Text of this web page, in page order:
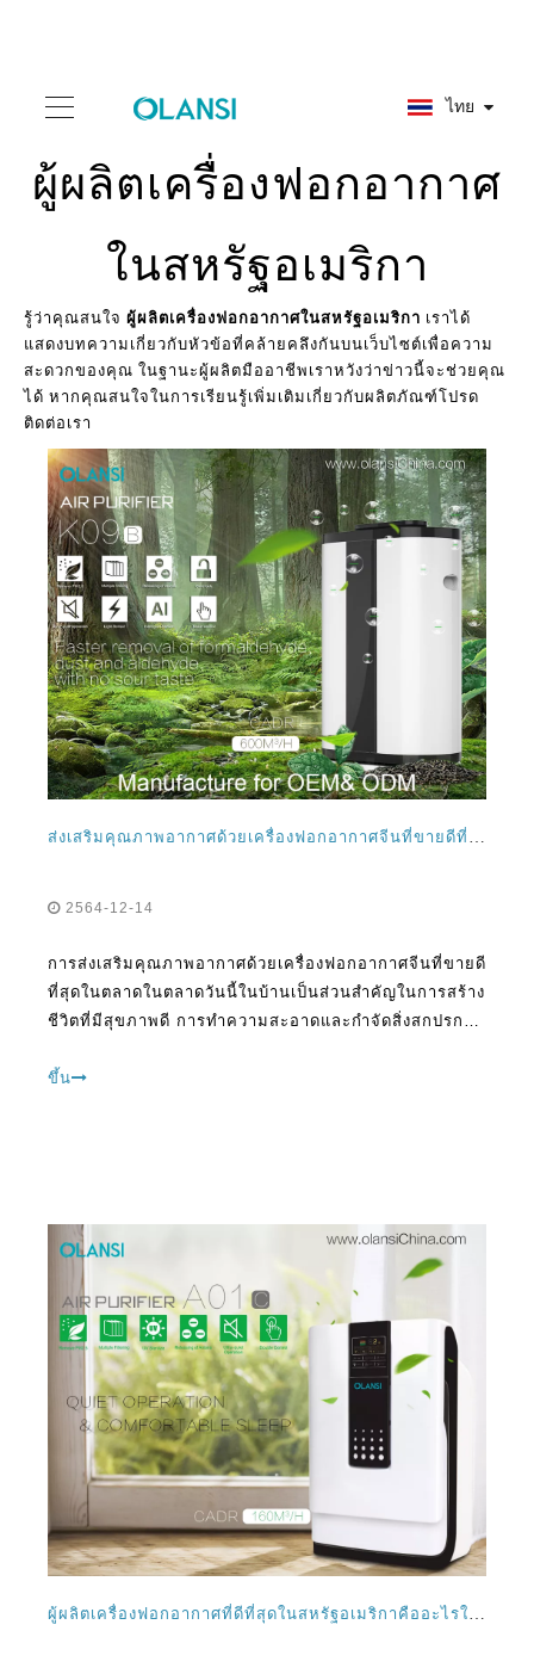
ไทย
ผู้ผลิตเครื่องฟอกอากาศ
ในสหรัฐอเมริกา
รู้ว่าคุณสนใจ ผู้ผลิตเครื่องฟอกอากาศในสหรัฐอเมริกา เราได้
แสดงบทความเกี่ยวกับหัวข้อที่คล้ายคลึงกันบนเว็บไซต์เพื่อความ
สะดวกของคุณ ในฐานะผู้ผลิตมืออาชีพเราหวังว่าข่าวนี้จะช่วยคุณ
ได้ หากคุณสนใจในการเรียนรู้เพิ่มเติมเกี่ยวกับผลิตภัณฑ์โปรด
ติดต่อเรา
ส่งเสริมคุณภาพอากาศด้วยเครื่องฟอกอากาศจีนที่ขายดีที่สุดในตลาดวันนี้
2564-12-14
การส่งเสริมคุณภาพอากาศด้วยเครื่องฟอกอากาศจีนที่ขายดี
ที่สุดในตลาดในตลาดวันนี้ในบ้านเป็นส่วนสำคัญในการสร้าง
ชีวิตที่มีสุขภาพดี การทำความสะอาดและกำจัดสิ่งสกปรกใน
ด้วยการทำความสะอาดปกติ
ขึ้น